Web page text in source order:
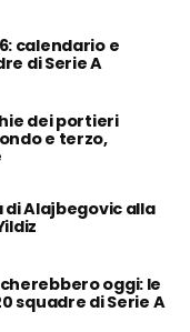
calendario e
di Serie A
dei portieri
e terzo,
di Alajbegovic alla
oggi: le
squadre di Serie A